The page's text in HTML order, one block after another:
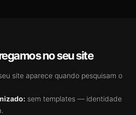
no seu site
site aparece quando pesquisam o
sem templates — identidade